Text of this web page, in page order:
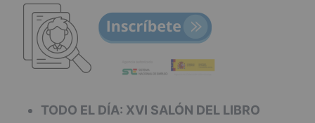
TODO EL DÍA: XVI SALÓN DEL LIBRO